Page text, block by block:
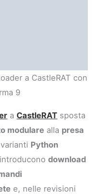
a CastleRAT con
9
aCastleRAT sposta
modulare alla presa
Python
download
e, nelle revisioni